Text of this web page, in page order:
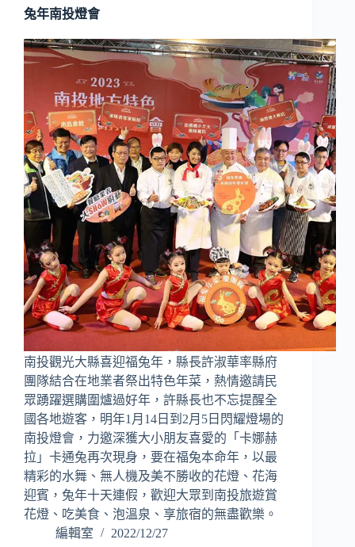
兔年南投燈會
南投觀光大縣喜迎福兔年，縣長許淑華率縣府
團隊結合在地業者祭出特色年菜，熱情邀請民
眾踴躍選購圍爐過好年，許縣長也不忘提醒全
國各地遊客，明年1月14日到2月5日閃耀燈場的
南投燈會，力邀深獲大小朋友喜愛的「卡娜赫
拉」卡通兔再次現身，要在福兔本命年，以最
精彩的水舞、無人機及美不勝收的花燈、花海
迎賓，兔年十天連假，歡迎大眾到南投旅遊賞
花燈、吃美食、泡溫泉、享旅宿的無盡歡樂。
編輯室
2022/12/27